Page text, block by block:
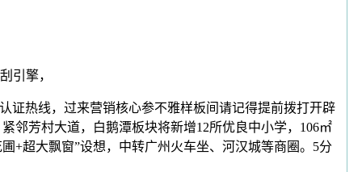
引擎，
热线，过来营销核心参不雅样板间请记得提前拨打开辟
邻芳村大道，白鹅潭板块将新增12所优良中小学，106㎡
+超大飘窗”设想，中转广州火车坐、河汉城等商圈。5分